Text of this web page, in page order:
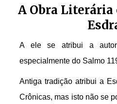
A Obra Literária
A ele se atribui a
especialmente do Salmo
Antiga tradição atribui a
Crônicas, mas isto não se